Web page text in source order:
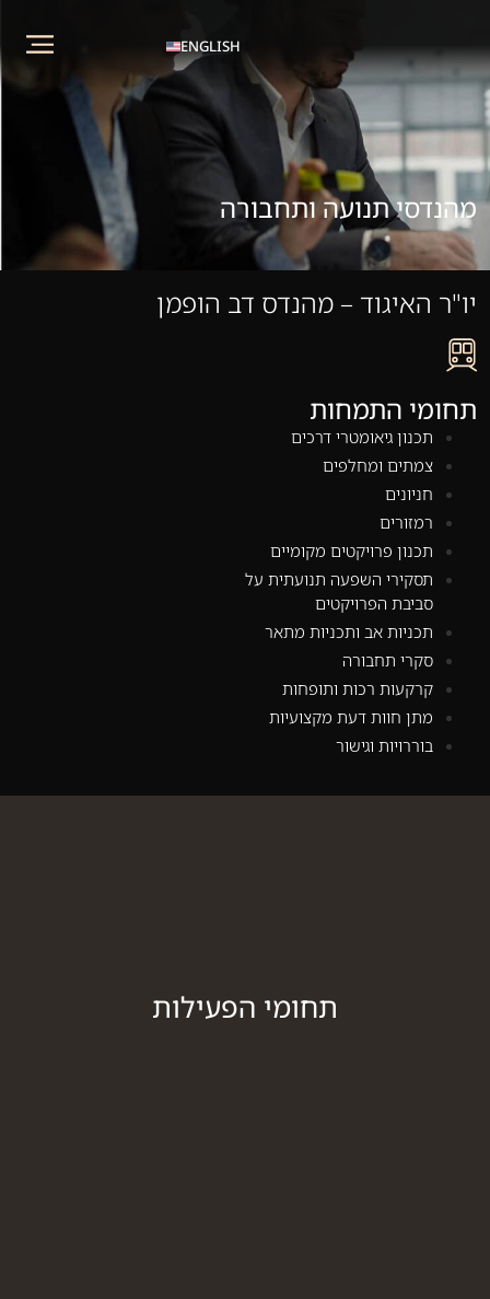
ENGLISH
מהנדסי תנועה ותחבורה
יו"ר האיגוד – מהנדס דב הופמן
תחומי התמחות
תכנון גיאומטרי דרכים
צמתים ומחלפים
חניונים
רמזורים
תכנון פרויקטים מקומיים
תסקירי השפעה תנועתית על
סביבת הפרויקטים
תכניות אב ותכניות מתאר
סקרי תחבורה
קרקעות רכות ותופחות
מתן חוות דעת מקצועיות
בוררויות וגישור
תחומי הפעילות